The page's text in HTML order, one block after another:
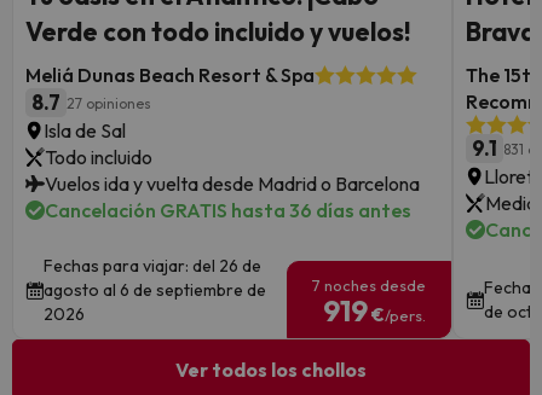
Verde con todo incluido y vuelos!
Meliá Dunas Beach Resort & Spa
8.7 27 opiniones
Isla de Sal
Todo incluido
Vuelos ida y vuelta desde Madrid o Barcelona
Cancelación GRATIS hasta 36 días antes
Fechas para viajar: del 26 de
agosto al 6 de septiembre de
2026
7 noches desde
919€/pers.
The
9.1 831
Lloret
Media
de
Ver todos los chollos